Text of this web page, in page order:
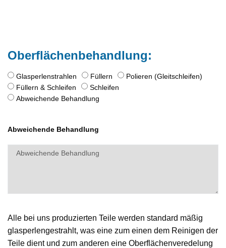
Oberflächenbehandlung:
Glasperlenstrahlen Füllern
Polieren (Gleitschleifen)
Füllern & Schleifen
Schleifen
Abweichende Behandlung
Abweichende Behandlung
Alle bei uns produzierten Teile werden standard mäßig
glasperlengestrahlt, was eine zum einen dem Reinigen der
Teile dient und zum anderen eine Oberflächenveredelung